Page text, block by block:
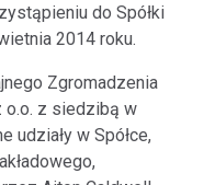
do Spółki
2014 roku.
Zgromadzenia
o.o. z siedzibą w
udziały w Spółce,